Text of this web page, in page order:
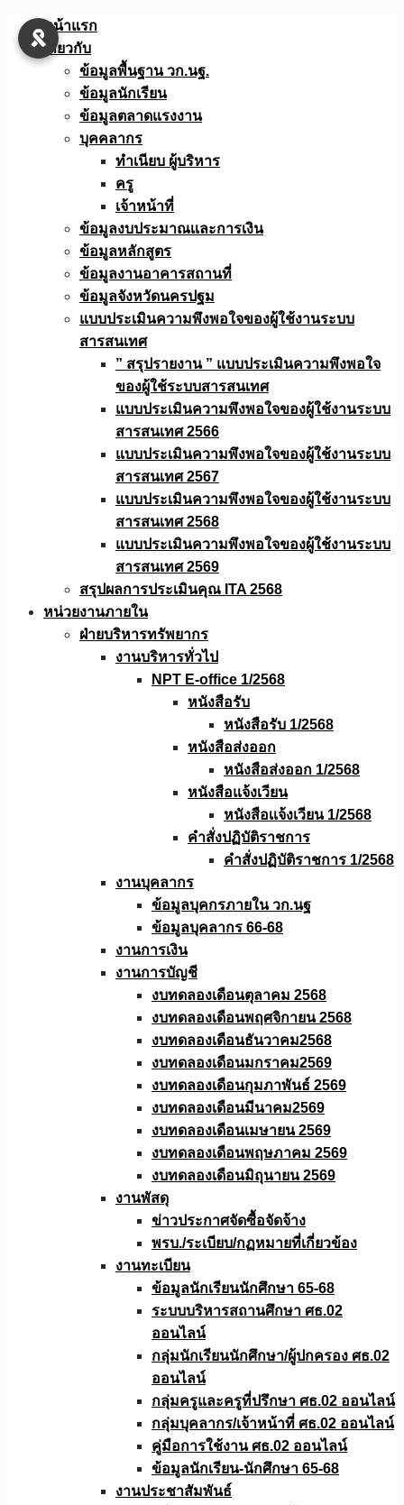
Skip
หน้าแรก
เกี่ยวกับ
ข้อมูลพื้นฐาน วก.นฐ.
ข้อมูลนักเรียน
ข้อมูลตลาดแรงงาน
บุคคลากร
ทำเนียบ ผู้บริหาร
ครู
เจ้าหน้าที่
ข้อมูลงบประมาณเเละการเงิน
ข้อมูลหลักสูตร
ข้อมูลงานอาคารสถานที่
ข้อมูลจังหวัดนครปฐม
แบบประเมินความพึงพอใจของผู้ใช้งานระบบ
สารสนเทศ
” สรุปรายงาน ” แบบประเมินความพึงพอใจ
ของผู้ใช้ระบบสารสนเทศ
แบบประเมินความพึงพอใจของผู้ใช้งานระบบ
สารสนเทศ 2566
แบบประเมินความพึงพอใจของผู้ใช้งานระบบ
สารสนเทศ 2567
แบบประเมินความพึงพอใจของผู้ใช้งานระบบ
สารสนเทศ 2568
แบบประเมินความพึงพอใจของผู้ใช้งานระบบ
สารสนเทศ 2569
สรุปผลการประเมินคุณ ITA 2568
หน่วยงานภายใน
ฝ่ายบริหารทรัพยากร
งานบริหารทั่วไป
NPT E-office 1/2568
หนังสือรับ
หนังสือรับ 1/2568
หนังสือส่งออก
หนังสือส่งออก 1/2568
หนังสือแจ้งเวียน
หนังสือเเจ้งเวียน 1/2568
คำสั่งปฏิบัติราชการ
คำสั่งปฏิบัติราชการ 1/2568
งานบุคลากร
ข้อมูลบุคกรภายใน วก.นฐ
ข้อมูลบุคลากร 66-68
งานการเงิน
งานการบัญชี
งบทดลองเดือนตุลาคม 2568
งบทดลองเดือนพฤศจิกายน 2568
งบทดลองเดือนธันวาคม2568
งบทดลองเดือนมกราคม2569
งบทดลองเดือนกุมภาพันธ์ 2569
งบทดลองเดือนมีนาคม2569
งบทดลองเดือนเมษายน 2569
งบทดลองเดือนพฤษภาคม 2569
งบทดลองเดือนมิถุนายน 2569
งานพัสดุ
ข่าวประกาศจัดซื้อจัดจ้าง
พรบ./ระเบียบ/กฏหมายที่เกี่ยวข้อง
งานทะเบียน
ข้อมูลนักเรียนนักศึกษา 65-68
ระบบบริหารสถานศึกษา ศธ.02
ออนไลน์
กลุ่มนักเรียนนักศึกษา/ผู้ปกครอง ศธ.02
ออนไลน์
กลุ่มครูและครูที่ปรึกษา ศธ.02 ออนไลน์
กลุ่มบุคลากร/เจ้าหน้าที่ ศธ.02 ออนไลน์
คู่มือการใช้งาน ศธ.02 ออนไลน์
ข้อมูลนักเรียน-นักศึกษา 65-68
งานประชาสัมพันธ์